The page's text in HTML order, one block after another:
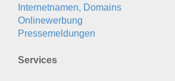
Internetnamen, Domains
Onlinewerbung
Pressemeldungen
Services